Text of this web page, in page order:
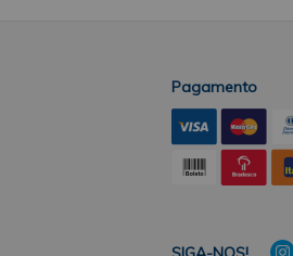
Pagamento